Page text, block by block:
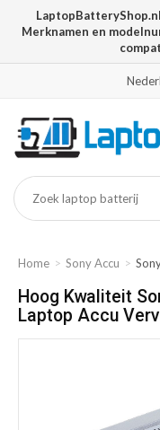
Merknamen en
Home Sony Accu
Hoog Kwaliteit
Laptop Accu